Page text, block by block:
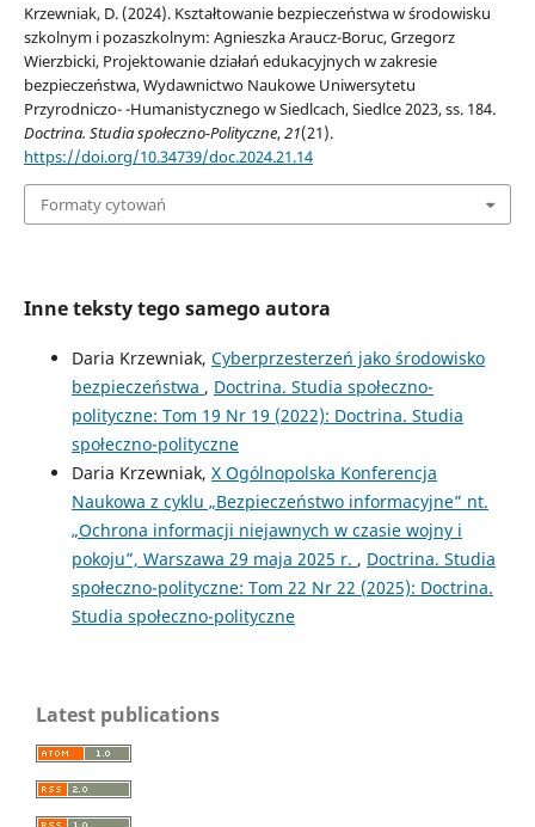
Krzewniak, D. (2024). Kształtowanie bezpieczeństwa w środowisku
szkolnym i pozaszkolnym: Agnieszka Araucz-Boruc, Grzegorz
Wierzbicki, Projektowanie działań edukacyjnych w zakresie
bezpieczeństwa, Wydawnictwo Naukowe Uniwersytetu
Przyrodniczo- -Humanistycznego w Siedlcach, Siedlce 2023, ss. 184.
Doctrina. Studia społeczno-Polityczne,21(21).
https://doi.org/10.34739/doc.2024.21.14
Formaty cytowań
Inne teksty tego samego autora
Daria Krzewniak, Cyberprzesterzeń jako środowisko
bezpieczeństwa , Doctrina. Studia społeczno-
polityczne: Tom 19 Nr 19 (2022): Doctrina. Studia
społeczno-polityczne
Daria Krzewniak, X Ogólnopolska Konferencja
Naukowa z cyklu „Bezpieczeństwo informacyjne” nt.
„Ochrona informacji niejawnych w czasie wojny i
pokoju”, Warszawa 29 maja 2025 r. , Doctrina. Studia
społeczno-polityczne: Tom 22 Nr 22 (2025): Doctrina.
Studia społeczno-polityczne
Latest publications